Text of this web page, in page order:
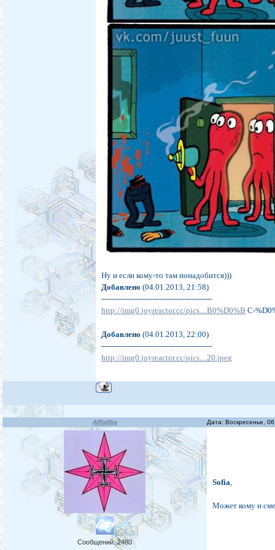
Ну и если кому-то там понадобится)))
Добавлено (04.01.2013, 21:58)
---------------------------------------------
http://img0.joyreactor.cc/pics....B0%D0%B C-
Добавлено (04.01.2013, 22:00)
---------------------------------------------
http://img0.joyreactor.cc/pics....20.jpeg
AlRaMig Дата: Воскресенье,
Сообщений:2480
Sofia,
Может кому и